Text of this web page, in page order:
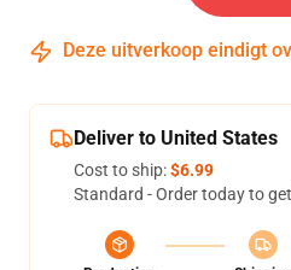
Deze uitverkoop eindigt
Deliver to United States
Cost to ship:$6.99
Standard - Order today to